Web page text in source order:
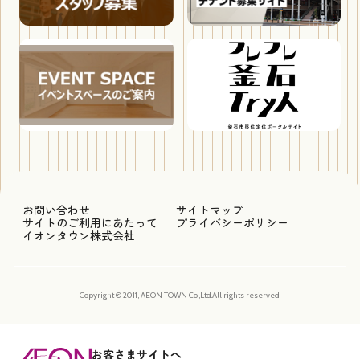
お問い合わせ
サイトマップ
サイトのご利用にあたって
プライバシーポリシー
イオンタウン株式会社
Copyright © 2011, AEON TOWN Co.,Ltd.All rights reserved.
お客さまサイトへ